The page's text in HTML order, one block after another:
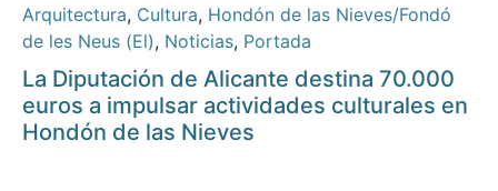
Arquitectura, Cultura, Hondón de las Nieves/Fondó
de les Neus (El), Noticias, Portada
La Diputación de Alicante destina 70.000
euros a impulsar actividades culturales en
Hondón de las Nieves